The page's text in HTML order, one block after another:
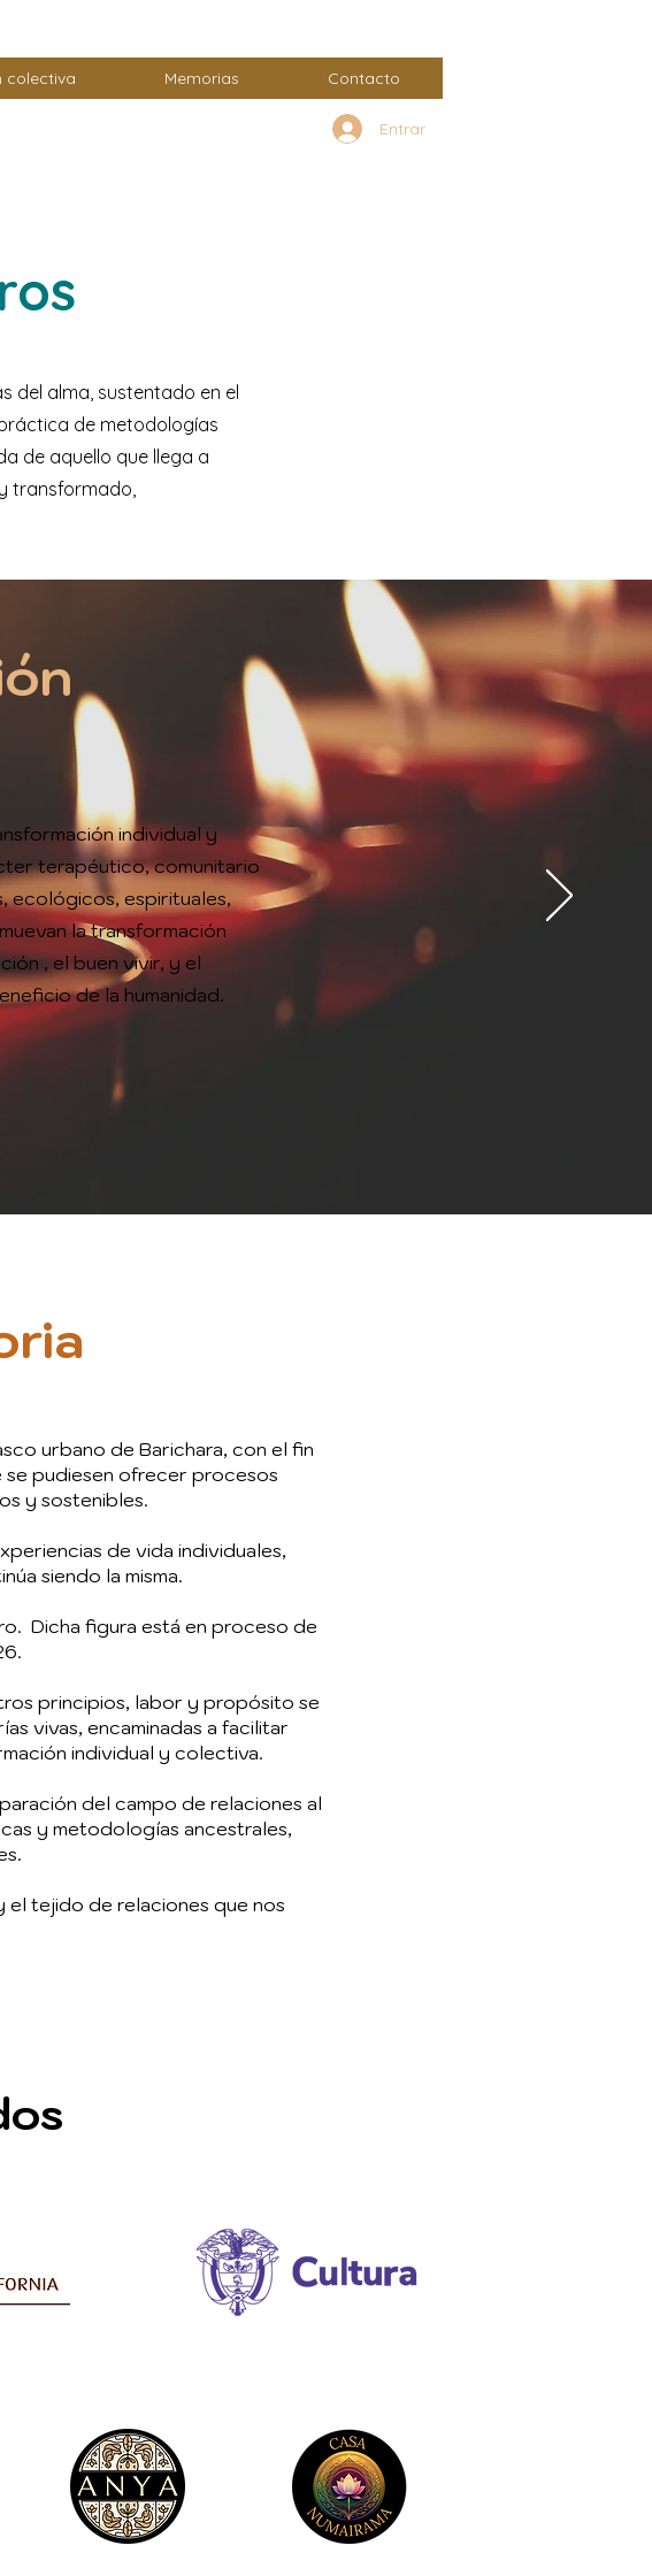
colectiva Memorias Contacto
Entrar
del alma, sustentado en el
de metodologías
de aquello que llega a
transformado,
individual y
terapéutico, comunitario
ecológicos, espirituales,
la transformación
, el buen vivir, y el
de la humanidad.​
urbano de Barichara, con el fin
pudiesen ofrecer procesos
y sostenibles.
de vida individuales,
siendo la misma.
Dicha figura está en proceso de
principios, labor y propósito se
vivas, encaminadas a facilitar
individual y colectiva.
del campo de relaciones al
y metodologías ancestrales,
tejido de relaciones que nos